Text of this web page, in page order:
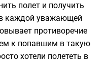
полет и получить
в каждой уважающей
противоречие
к попавшим в такую
хотели полететь в